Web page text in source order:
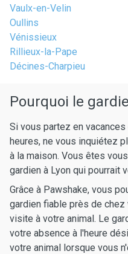
Vaulx-en-Velin
Oullins
Vénissieux
Rillieux-la-Pape
Décines-Charpieu
Pourquoi le
Si vous partez en
heures, ne vous inquiétez
à la maison. Vous êtes
gardien à Lyon qui pourrait
Grâce à Pawshake, vous
gardien fiable près de chez
visite à votre animal. Le
votre absence à l'heure
votre animal lorsque vous